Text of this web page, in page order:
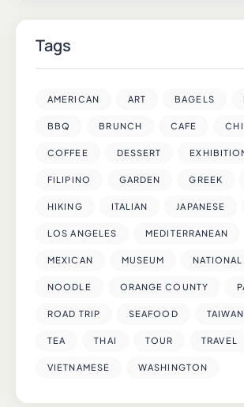
Tags
AMERICAN ART BAGELS
BBQ BRUNCH CAFE
COFFEE DESSERT
FILIPINO GARDEN GREEK
HIKING ITALIAN JAPANESE
LOS ANGELES MEDITERRANEAN
MEXICAN MUSEUM NATIONAL
NOODLE ORANGE COUNTY
ROAD TRIP SEAFOOD
TEA THAI TOUR TRAVEL
VIETNAMESE WASHINGTON